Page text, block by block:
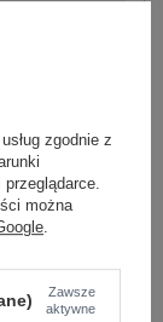
-
zgodnie z
można
Zawsze
aktywne